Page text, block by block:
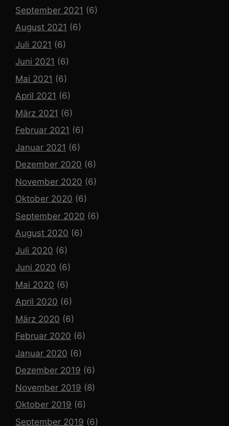
September 2021 (6)
August 2021 (6)
Juli 2021 (6)
Juni 2021 (6)
Mai 2021 (6)
April 2021 (6)
März 2021 (6)
Februar 2021 (6)
Januar 2021 (6)
Dezember 2020 (6)
November 2020 (6)
Oktober 2020 (6)
September 2020 (6)
August 2020 (6)
Juli 2020 (6)
Juni 2020 (6)
Mai 2020 (6)
April 2020 (6)
März 2020 (6)
Februar 2020 (6)
Januar 2020 (6)
Dezember 2019 (6)
November 2019 (8)
Oktober 2019 (6)
September 2019 (6)